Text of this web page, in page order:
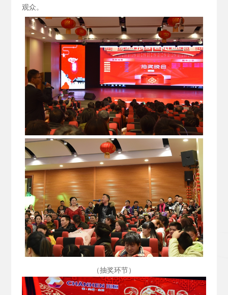
观众。
（抽奖环节）